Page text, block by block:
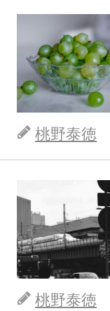
桃野泰徳
桃野泰徳